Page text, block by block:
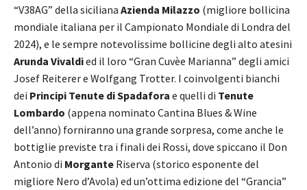
“V38AG” della siciliana Azienda Milazzo (migliore bollicina
mondiale italiana per il Campionato Mondiale di Londra del
2024), e le sempre notevolissime bollicine degli alto atesini
Arunda Vivaldied il loro “Gran Cuvèe Marianna” degli amici
Josef Reiterer e Wolfgang Trotter. I coinvolgenti bianchi
dei Principi Tenute di Spadafora e quelli di Tenute
Lombardo (appena nominato Cantina Blues & Wine
dell’anno) forniranno una grande sorpresa, come anche le
bottiglie previste tra i finali dei Rossi, dove spiccano il Don
Antonio di Morgante Riserva (storico esponente del
migliore Nero d’Avola) ed un’ottima edizione del “Grancia”